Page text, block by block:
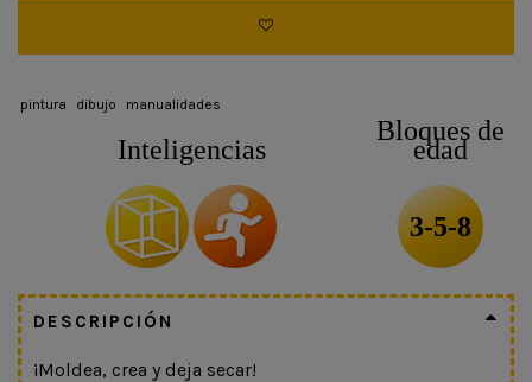
pintura dibujo manualidades
Inteligencias
Bloques de
edad
3-5-8
DESCRIPCIÓN
¡Moldea, crea y deja secar!